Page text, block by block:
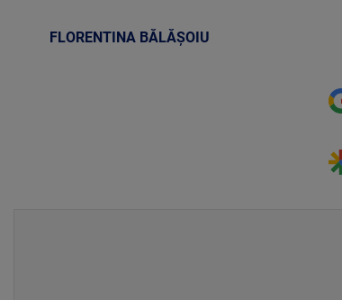
FLORENTINA BĂLĂȘOIU